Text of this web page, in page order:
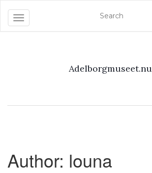
Toggle navigation
Adelborgmuseet.nu
Author: louna